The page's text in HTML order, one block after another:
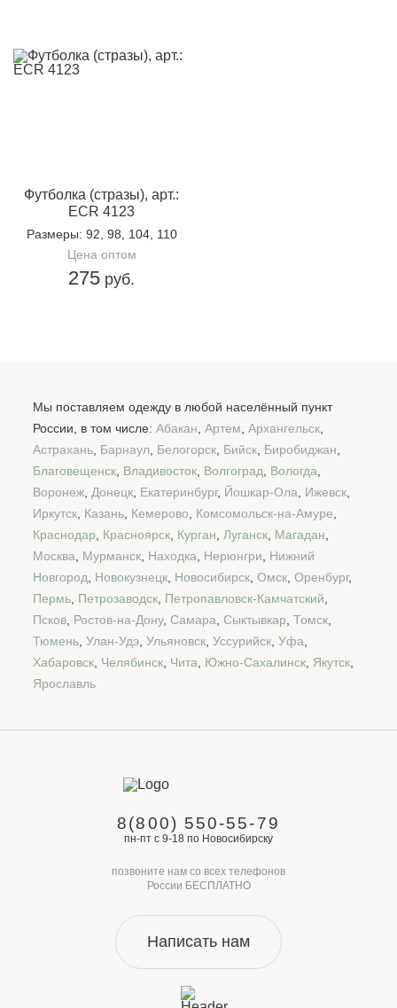
Футболка (стразы), арт.:
ECR 4123
Размеры: 92, 98, 104, 110
Цена оптом
275 руб.
Мы поставляем одежду в любой населённый пункт
России, в том числе: Абакан Артем Архангельск
Астрахань Барнаул Белогорск Бийск Биробиджан
Благовещенск Владивосток Волгоград Вологда
Воронеж Донецк Екатеринбург, Йошкар-Ола Ижевск
Иркутск Казань Кемерово Комсомольск-на-Амуре
Краснодар
Красноярск Курган Луганск Магадан
Москва
Мурманск Находка Нерюнгри
Нижний
Новгород
Новокузнецк Новосибирск Омск Оренбург,
Пермь Петрозаводск Петропавловск-Камчатский
Псков Ростов-на-Дону, Самара Сыктывкар Томск
Тюмень Улан-Удэ Ульяновск Уссурийск Уфа
Хабаровск Челябинск Чита Южно-Сахалинск Якутск
Ярославль
8(800) 550-55-79
пн-пт с 9-18 по Новосибирску
позвоните нам со всех телефонов
России БЕСПЛАТНО
Написать нам